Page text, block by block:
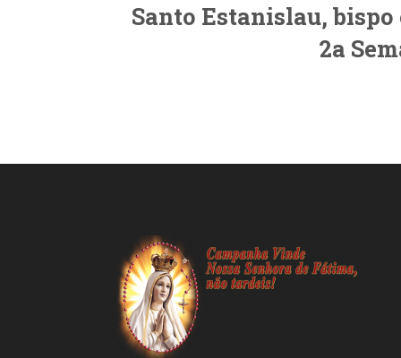
Santo Estanislau,
2a